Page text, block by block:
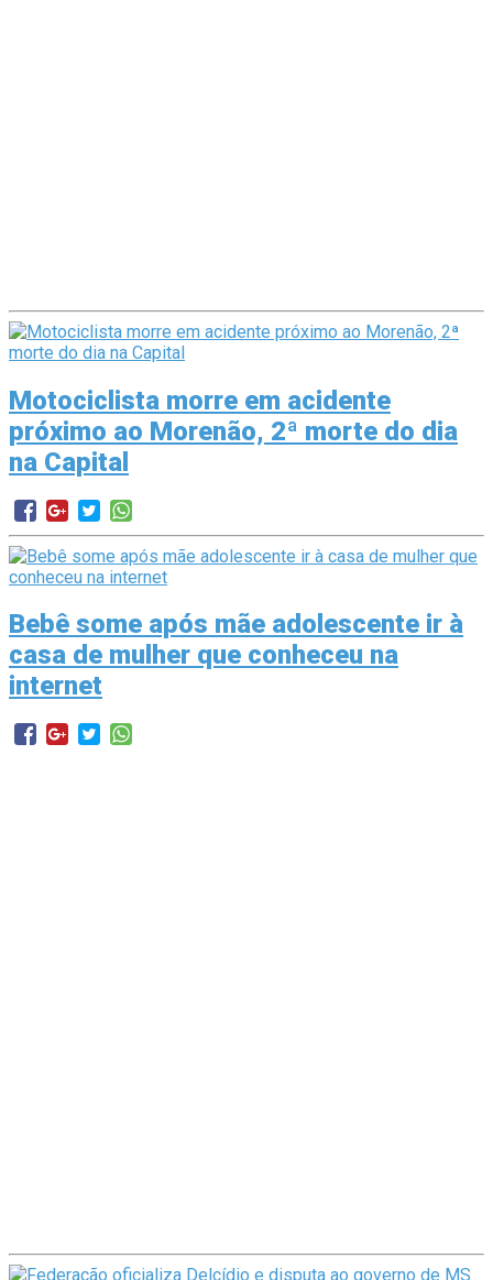
Motociclista morre em acidente
próximo ao Morenão, 2ª morte do dia
na Capital
Bebê some após mãe adolescente ir à
casa de mulher que conheceu na
internet